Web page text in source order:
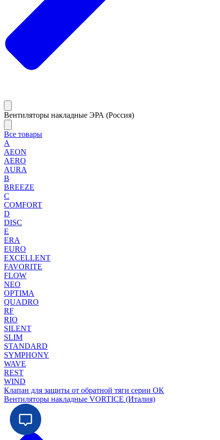
Вентиляторы накладные ЭРА (Россия)
Все товары
A
AEON
AERO
AURA
B
BREEZE
C
COMFORT
D
DISC
E
ERA
EURO
EXCELLENT
FAVORITE
FLOW
NEO
OPTIMA
QUADRO
RF
RIO
SILENT
SLIM
STANDARD
SYMPHONY
WAVE
REST
WIND
Клапан для защиты от обратной тяги серии ОК
Вентиляторы накладные VORTICE (Италия)